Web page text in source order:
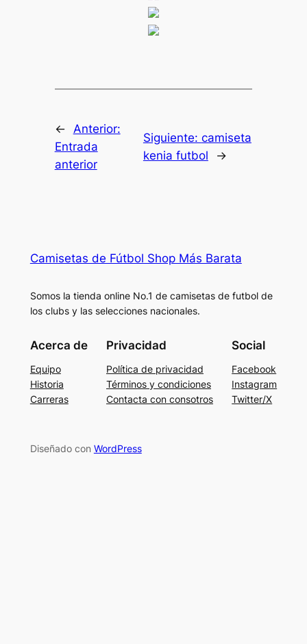
← Anterior:
Entrada
anterior
Siguiente: camiseta
kenia futbol
→
Camisetas de Fútbol Shop Más Barata
Somos la tienda online No.1 de camisetas de futbol de
los clubs y las selecciones nacionales.
Acerca de
Equipo
Historia
Carreras
Privacidad
Política de privacidad
Términos y condiciones
Contacta con consotros
Social
Facebook
Instagram
Twitter/X
Diseñado con WordPress